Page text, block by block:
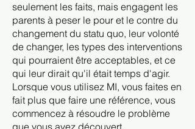
seulement les faits, mais engagent les
parents à peser le pour et le contre du
changement du statu quo, leur volonté
de changer, les types des interventions
qui pourraient être acceptables, et ce
qui leur dirait qu'il était temps d'agir.
Lorsque vous utilisez MI, vous faites en
fait plus que faire une référence, vous
commencez à résoudre le problème
que vous avez découvert.